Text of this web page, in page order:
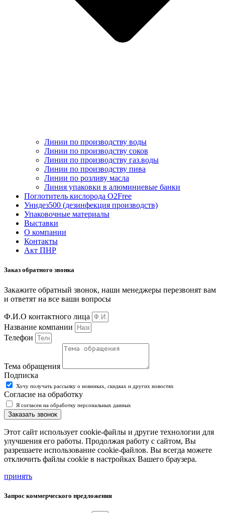
Линии по производству воды
Линии по производству соков
Линии по производству газ.воды
Линии по производству пива
Линии по розливу масла
Линия упаковки в алюминиевые банки
Поглотитель кислорода O2Free
Унидез500 (дезинфекция производств)
Упаковочные материалы
Выставки
О компании
Контакты
Акт ПНР
Заказ обратного звонка
Закажите обратный звонок, наши менеджеры перезвонят вам
и ответят на все ваши вопросы
Ф.И.О контактного лица
Название компании
Телефон
Тема обращения
Подписка
Хочу получать рассылку о новинках, скидках и других новостях
Согласие на обработку
Я согласен на обработку персональных данных
Заказать звонок
Этот сайт использует cookie-файлы и другие технологии для
улучшения его работы. Продолжая работу с сайтом, Вы
разрешаете использование cookie-файлов. Вы всегда можете
отключить файлы cookie в настройках Вашего браузера.
принять
Запрос коммерческого предложения